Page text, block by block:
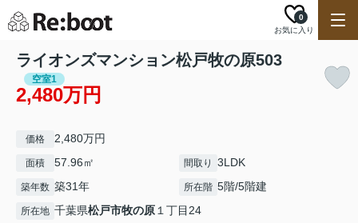
お気に入り
0
ライオンズマンション松戸牧の原503
空室1
2,480万円
価格 2,480万円
面積 57.96㎡ 間取り 3LDK
築年数 築31年 所在階 5階/5階建
所在地 千葉県松戸市牧の原 １丁目24